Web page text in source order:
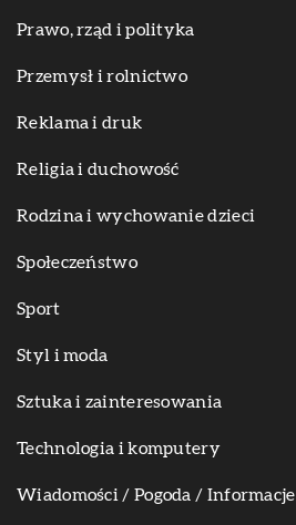
Prawo, rząd i polityka
Przemysł i rolnictwo
Reklama i druk
Religia i duchowość
Rodzina i wychowanie dzieci
Społeczeństwo
Sport
Styl i moda
Sztuka i zainteresowania
Technologia i komputery
Wiadomości / Pogoda / Informacje